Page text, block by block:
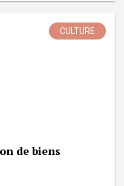
CULTURE
de biens